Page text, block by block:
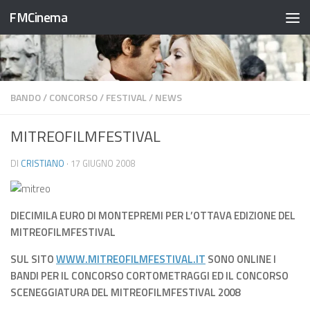
Salta al contenuto
FMCinema
BANDO/CONCORSO/FESTIVAL/NEWS
MITREOFILMFESTIVAL
DI CRISTIANO · 17 GIUGNO 2008
DIECIMILA EURO DI MONTEPREMI PER L’OTTAVA EDIZIONE DEL
MITREOFILMFESTIVAL
SUL SITOWWW.MITREOFILMFESTIVAL.IT SONO ONLINE I
BANDI PER IL CONCORSO CORTOMETRAGGI ED IL CONCORSO
SCENEGGIATURA DEL MITREOFILMFESTIVAL 2008